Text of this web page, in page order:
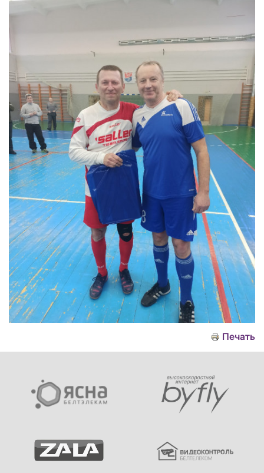
Печать